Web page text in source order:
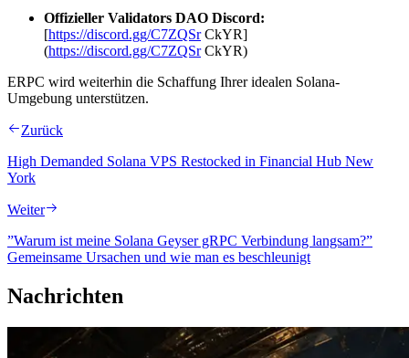
Offizieller Validators DAO Discord:
[https://discord.gg/C7ZQSrCkYR]
(https://discord.gg/C7ZQSrCkYR)
ERPC wird weiterhin die Schaffung Ihrer idealen Solana-
Umgebung unterstützen.
Zurück
High Demanded Solana VPS Restocked in Financial Hub New
York
Weiter
”Warum ist meine Solana Geyser gRPC Verbindung langsam?”
Gemeinsame Ursachen und wie man es beschleunigt
Nachrichten